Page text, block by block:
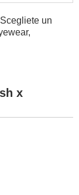
un
x